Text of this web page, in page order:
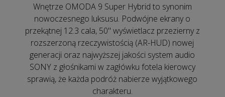
Wnętrze OMODA 9 Super Hybrid to synonim
nowoczesnego luksusu. Podwójne ekrany o
przekątnej 12.3 cala, 50" wyświetlacz przezierny z
rozszerzoną rzeczywistością (AR-HUD) nowej
generacji oraz najwyższej jakości system audio
SONY z głośnikami w zagłówku fotela kierowcy
sprawią, że każda podróż nabierze wyjątkowego
charakteru.